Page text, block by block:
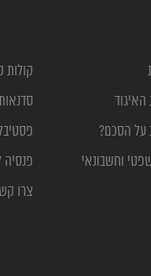
האיגוד
על הסכם?
וחשבונאי
קולות
צרו